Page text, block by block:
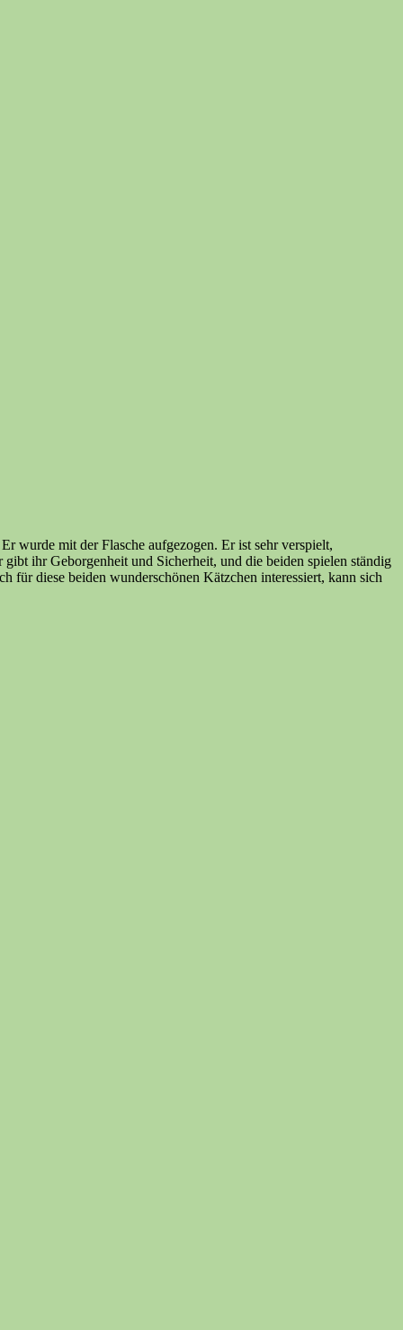
wurde mit der Flasche aufgezogen. Er ist sehr verspielt,
ihr Geborgenheit und Sicherheit, und die beiden spielen ständig
für diese beiden wunderschönen Kätzchen interessiert, kann sich